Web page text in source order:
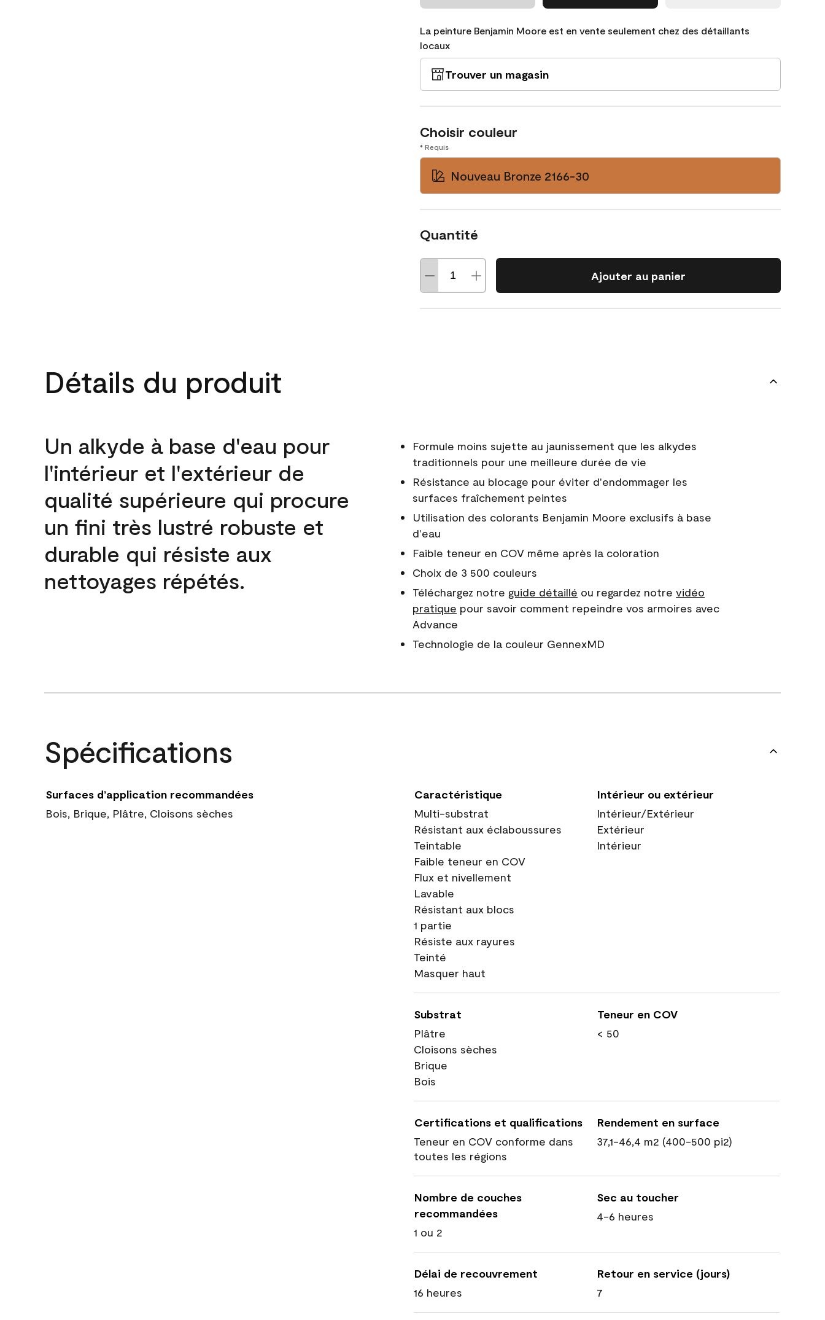
La peinture Benjamin Moore est en vente seulement chez des détaillants
locaux
Trouver un magasin
Choisir couleur
* Requis
Nouveau Bronze 2166-30
Quantité
Ajouter au panier
Détails du produit
Un alkyde à base d'eau pour
l'intérieur et l'extérieur de
qualité supérieure qui procure
un fini très lustré robuste et
durable qui résiste aux
nettoyages répétés.
Formule moins sujette au jaunissement que les alkydes
traditionnels pour une meilleure durée de vie
Résistance au blocage pour éviter d'endommager les
surfaces fraîchement peintes
Utilisation des colorants Benjamin Moore exclusifs à base
d'eau
Faible teneur en COV même après la coloration
Choix de 3 500 couleurs
Téléchargez notre guide détaillé ou regardez notre vidéo
pratique pour savoir comment repeindre vos armoires avec
Advance
Technologie de la couleur GennexMD
Spécifications
Surfaces d’application recommandées
Bois, Brique, Plâtre, Cloisons sèches
Caractéristique
Multi-substrat
Résistant aux éclaboussures
Teintable
Faible teneur en COV
Flux et nivellement
Lavable
Résistant aux blocs
1 partie
Résiste aux rayures
Teinté
Masquer haut
Intérieur ou extérieur
Intérieur/Extérieur
Extérieur
Intérieur
Substrat
Plâtre
Cloisons sèches
Brique
Bois
Teneur en COV
< 50
Certifications et qualifications
Teneur en COV conforme dans
toutes les régions
Rendement en surface
37,1-46,4 m2 (400-500 pi2)
Nombre de couches
recommandées
1 ou 2
Sec au toucher
4-6 heures
Délai de recouvrement
16 heures
Retour en service (jours)
7